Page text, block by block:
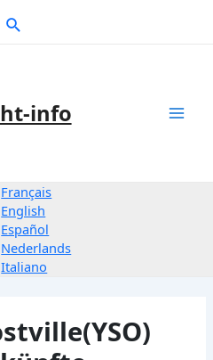
Suche
info
Français
English
Español
Nederlands
Italiano